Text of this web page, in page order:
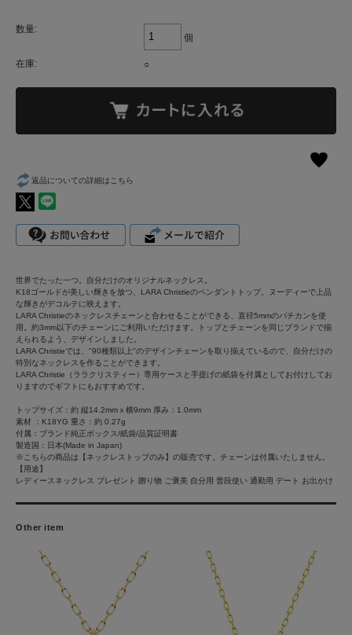
数量:
個
在庫: ○
返品についての詳細はこちら
世界でたった一つ。自分だけのオリジナルネックレス。
K18ゴールドが美しい輝きを放つ、LARA Christieのペンダントトップ。ヌーディーで上品
な輝きがデコルテに映えます。
LARA Christieのネックレスチェーンと合わせることができる、直径5mmのバチカンを使
用。約3mm以下のチェーンにご利用いただけます。トップとチェーンを同じブランドで揃
えられるよう、デザインしました。
LARA Christieでは、"90種類以上"のデザインチェーンを取り揃えているので、自分だけの
特別なネックレスを作ることができます。
LARA Christie（ララクリスティー）専用ケースと手提げの紙袋を付属としてお付けしてお
りますのでギフトにもおすすめです。
トップサイズ：約 縦14.2mmｘ横9mm 厚み：1.0mm
素材 ：K18YG 重さ：約 0.27g
付属：ブランド純正ボックス/紙袋/品質証明書
製造国：日本(Made in Japan)
※こちらの商品は【ネックレストップのみ】の販売です。チェーンは付属いたしません。
【用途】
レディースネックレス プレゼント 贈り物 ご褒美 自分用 普段使い 通勤用 デート お出かけ
Other item